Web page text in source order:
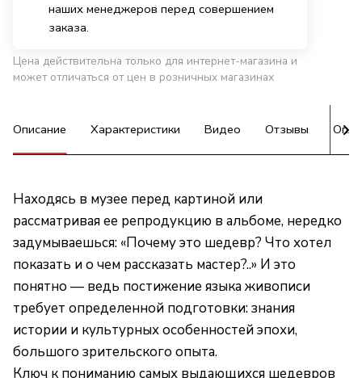
наших менеджеров перед совершением
заказа.
Цена действительна только для интернет-магазина и
может отличаться от цен в розничных магазинах
Описание Характеристики Видео Отзывы
Находясь в музее перед картиной или
рассматривая ее репродукцию в альбоме, нередко
задумываешься: «Почему это шедевр? Что хотел
показать и о чем рассказать мастер?..» И это
понятно — ведь постижение языка живописи
требует определенной подготовки: знания
истории и культурных особенностей эпохи,
большого зрительского опыта.
Ключ к пониманию самых выдающихся шедевров